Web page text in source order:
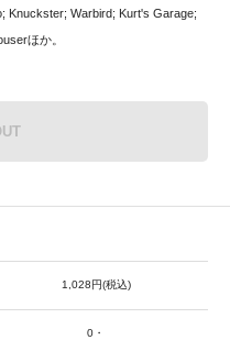
Knuckster; Warbird; Kurt's Garage;
ほか。
1,028円(税込)
0・